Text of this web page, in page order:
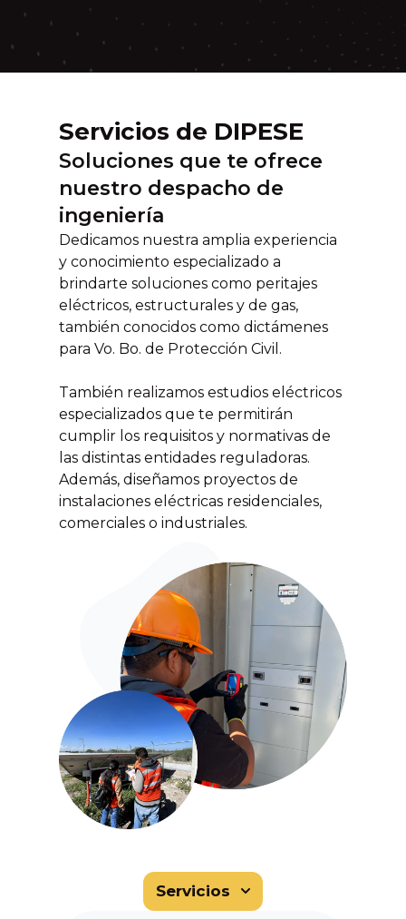
Servicios de DIPESE
Soluciones que te ofrece
nuestro despacho de
ingeniería
Dedicamos nuestra amplia experiencia
y conocimiento especializado a
brindarte soluciones como peritajes
eléctricos, estructurales y de gas,
también conocidos como dictámenes
para Vo. Bo. de Protección Civil.
También realizamos estudios eléctricos
especializados que te permitirán
cumplir los requisitos y normativas de
las distintas entidades reguladoras.
Además, diseñamos proyectos de
instalaciones eléctricas residenciales,
comerciales o industriales.
Servicios